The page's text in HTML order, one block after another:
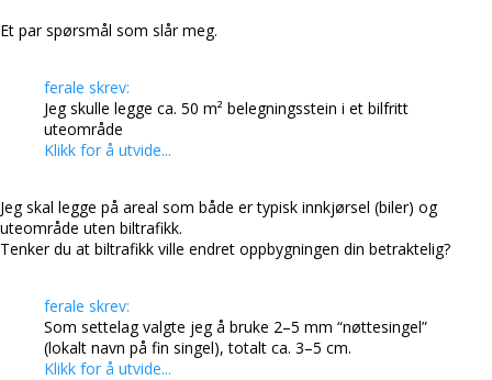
Et par spørsmål som slår meg.
ferale skrev:
Jeg skulle legge ca. 50 m² belegningsstein i et bilfritt
uteområde
Klikk for å utvide...
Jeg skal legge på areal som både er typisk innkjørsel (biler) og
uteområde uten biltrafikk.
Tenker du at biltrafikk ville endret oppbygningen din betraktelig?
ferale skrev:
Som settelag valgte jeg å bruke 2–5 mm “nøttesingel”
(lokalt navn på fin singel), totalt ca. 3–5 cm.
Klikk for å utvide...